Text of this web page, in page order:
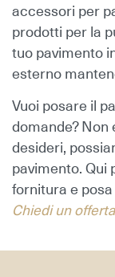
accessori per
prodotti per la
tuo pavimento
esterno
Vuoi posare il
domande? Non
desideri,
pavimento. Qui
fornitura e
Chiedi un offerta